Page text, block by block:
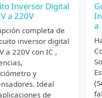
Inversor Digital
a 220V
completa de
inversor digital
a 220V con IC ,
y
Ideal
de
a